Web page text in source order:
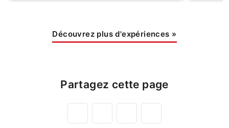
Découvrez plus d'expériences »
Partagez cette page